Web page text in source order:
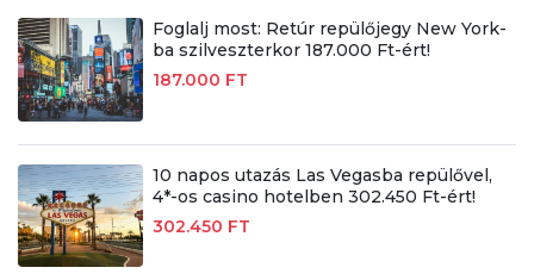
Foglalj most: Retúr repülőjegy New York-
ba szilveszterkor 187.000 Ft-ért!
187.000 FT
10 napos utazás Las Vegasba repülővel,
4*-os casino hotelben 302.450 Ft-ért!
302.450 FT